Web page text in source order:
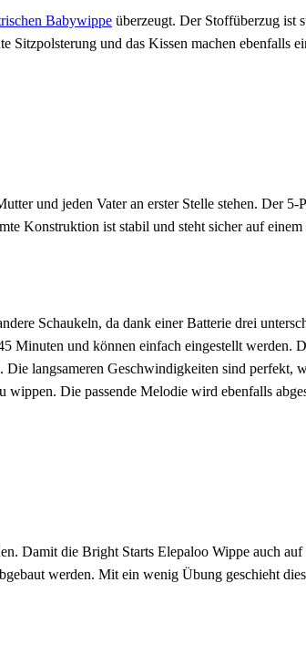
Babywippe überzeugt. Der Stoffüberzug ist
Sitzpolsterung und das Kissen machen ebenfalls
und jeden Vater an erster Stelle stehen. Der
Konstruktion ist stabil und steht sicher auf
Schaukeln, da dank einer Batterie drei
Minuten und können einfach eingestellt werden.
langsameren Geschwindigkeiten sind
Die passende Melodie wird ebenfalls
Damit die Bright Starts Elepaloo Wippe auch
werden. Mit ein wenig Übung geschieht